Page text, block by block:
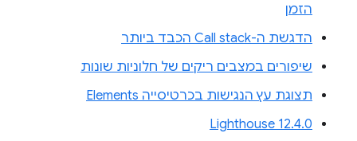
הזמן
הדגשת ה-Call stack הכבד ביותר
שיפורים במצבים ריקים של חלוניות שונות
תצוגת עץ הנגישות בכרטיסייה Elements
Lighthouse 12.4.0